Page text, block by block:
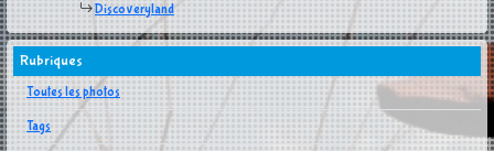
Discoveryland
Rubriques
Toutes les photos
Tags